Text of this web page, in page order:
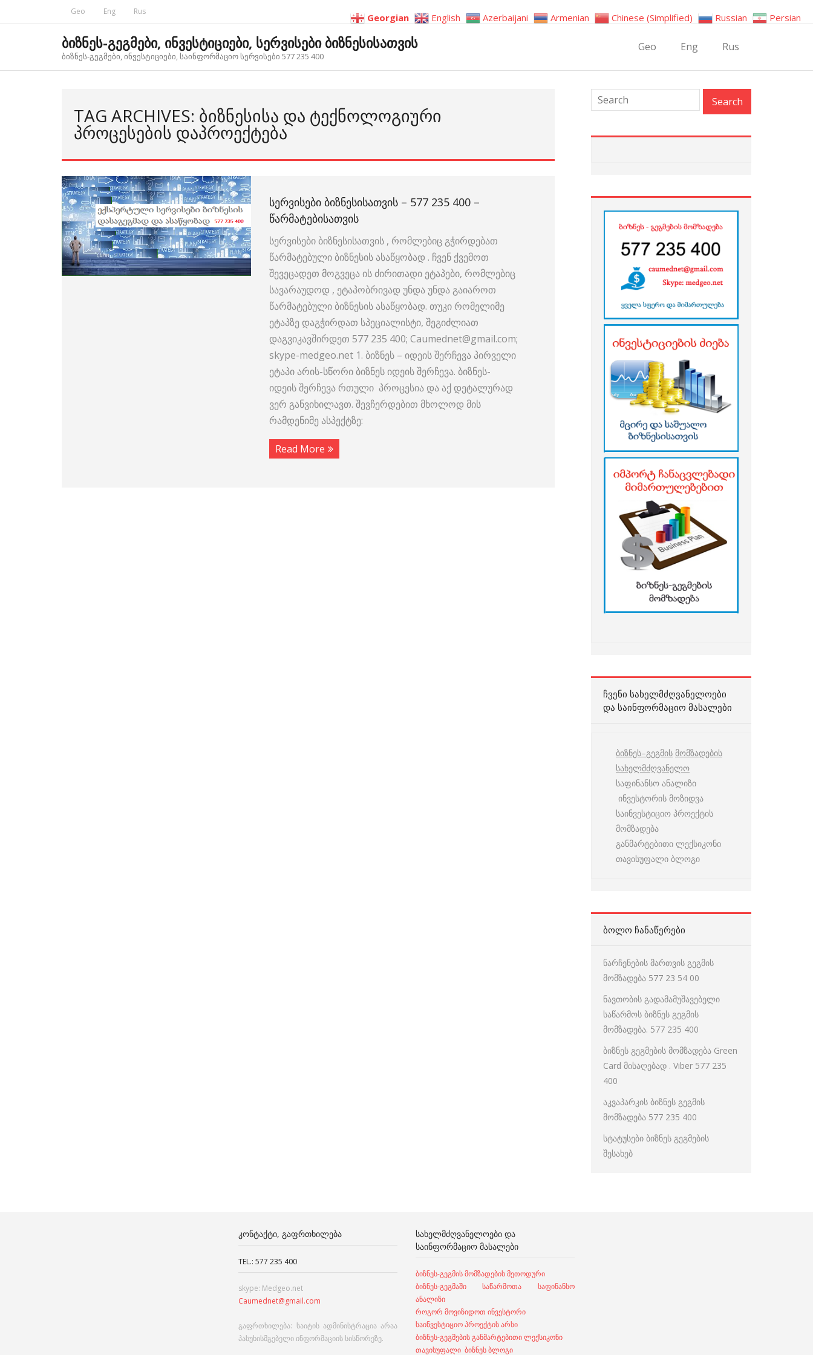
Geo Eng Rus
ბიზნეს-გეგმები, ინვესტიციები, სერვისები ბიზნესისათვის
ბიზნეს-გეგმები, ინვესტიციები, საინფორმაციო სერვისები 577 235 400
Geo Eng Rus
TAG ARCHIVES: ᲑᲘᲖᲜᲔᲡᲘᲡᲐ ᲓᲐ ᲢᲔᲥᲜᲝᲚᲝᲒᲘᲣᲠᲘ
ᲞᲠᲝᲪᲔᲡᲔᲑᲘᲡ ᲓᲐᲞᲠᲝᲔᲥᲢᲔᲑᲐ
ᲡᲔᲠᲕᲘᲡᲔᲑᲘ ᲑᲘᲖᲜᲔᲡᲘᲡᲐᲗᲕᲘᲡ – 577 235 400 –
ᲬᲐᲠᲛᲐᲢᲔᲑᲘᲡᲐᲗᲕᲘᲡ
სერვისები ბიზნესისათვის , რომლებიც გჭირდებათ
წარმატებული ბიზნესის ასაწყობად . ჩვენ ქვემოთ
შევეცადეთ მოგვეცა ის ძირითადი ეტაპები, რომლებიც
სავარაუდოდ , ეტაპობრივად უნდა უნდა გაიაროთ
წარმატებული ბიზნესის ასაწყობად. თუკი რომელიმე
ეტაპზე დაგჭირდათ სპეციალისტი, შეგიძლიათ
დაგვიკავშირდეთ 577 235 400; Caumednet@gmail.com;
skype-medgeo.net 1. ბიზნეს – იდეის შერჩევა პირველი
ეტაპი არის-სწორი ბიზნეს იდეის შერჩევა. ბიზნეს-
იდეის შერჩევა რთული პროცესია და აქ დეტალურად
ვერ განვიხილავთ. შევჩერდებით მხოლოდ მის
რამდენიმე ასპექტზე:
Read More
ᲩᲕᲔᲜᲘ ᲡᲐᲮᲔᲚᲛᲫᲦᲕᲐᲜᲔᲚᲝᲔᲑᲘ
ᲓᲐ ᲡᲐᲘᲜᲤᲝᲠᲛᲐᲪᲘᲝ ᲛᲐᲡᲐᲚᲔᲑᲘ
ბიზნეს–გეგმის მომზადების
სახელმძღვანელო
საფინანსო ანალიზი
ინვესტორის მოზიდვა
საინვესტიციო პროექტის
მომზადება
განმარტებითი ლექსიკონი
თავისუფალი ბლოგი
ᲑᲝᲚᲝ ᲩᲐᲜᲐᲬᲔᲠᲔᲑᲘ
ნარჩენების მართვის გეგმის
მომზადება 577 23 54 00
ნავთობის გადამამუშავებელი
საწარმოს ბიზნეს გეგმის
მომზადება. 577 235 400
ბიზნეს გეგმების მომზადება Green
Card მისაღებად . Viber 577 235
400
აკვაპარკის ბიზნეს გეგმის
მომზადება 577 235 400
სტატუსები ბიზნეს გეგმების
შესახებ
ᲙᲝᲜᲢᲐᲥᲢᲘ, ᲒᲐᲤᲠᲗᲮᲘᲚᲔᲑᲐ
TEL.: 577 235 400
skype: Medgeo.net
Caumednet@gmail.com
გაფრთხილება: საიტის ადმინისტრაცია არაა
პასუხისმგებელი ინფორმაციის სისწორეზე.
ᲡᲐᲮᲔᲚᲛᲫᲦᲕᲐᲜᲔᲚᲝᲔᲑᲘ ᲓᲐ
ᲡᲐᲘᲜᲤᲝᲠᲛᲐᲪᲘᲝ ᲛᲐᲡᲐᲚᲔᲑᲘ
ბიზნეს-გეგმის მომზადების მეთოდური
ბიზნეს-გეგმაში საწარმოთა საფინანსო
ანალიზი
როგორ მოვიზიდოთ ინვესტორი
საინვესტიციო პროექტის არსი
ბიზნეს-გეგმების განმარტებითი ლექსიკონი
თავისუფალი ბიზნეს ბლოგი
Georgian English Azerbaijani Armenian Chinese (Simplified) Russian Persian